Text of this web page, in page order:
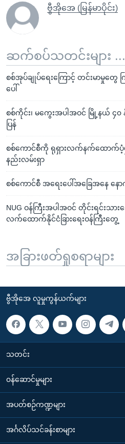
ဗွီအိုအေ (မြန်မာပိုင်း)
ဆက်စပ်သတင်းများ ...
စစ်အုပ်ချုပ်ရေးကြောင့် တင်းမာမှုတွေ
ပေါ်
စစ်ကိုင်း၊ မကွေးအပါအဝင် မြို့နယ် ၄၀
ပြန်
စစ်ကောင်စီကို ရုရှားလက်နက်ထောက်
နည်းလမ်းရှာ
စစ်ကောင်စီ အရေးပေါ်အခြေအနေ
NUG ဝန်ကြီးအပါအဝင် တိုင်းရင်းသာ
လက်ထောက်နိုင်ငံခြားရေးဝန်ကြီးတွေ့
အခြားဖတ်ရှုစရာများ
ဗွီအိုအေ လူမှုကွန်ယက်များ
သတင်း
၀န်ဆောင်မှုများ
အပတ်စဉ်ကဏ္ဍများ
အင်္ဂလိပ်သင်ခန်းစာများ